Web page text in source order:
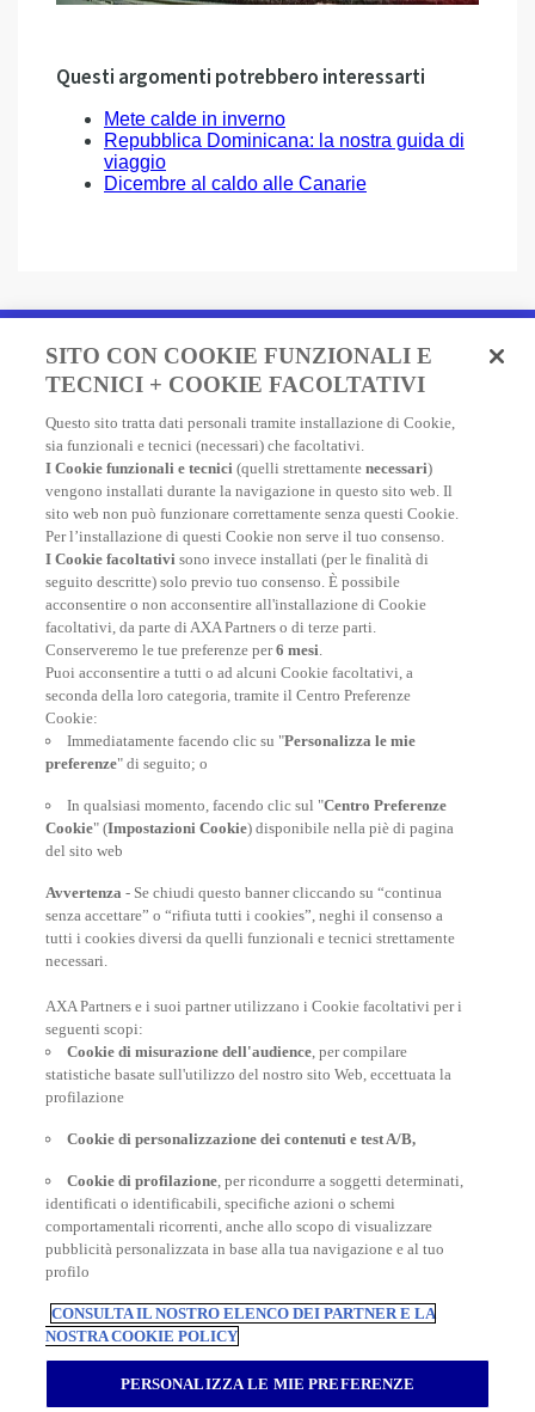
Questi argomenti potrebbero interessarti
Mete calde in inverno
Repubblica Dominicana: la nostra guida di
viaggio
Dicembre al caldo alle Canarie
Fai un preventivo e acquista
in due minuti!
Assicurazione Viaggio AXA: scegli e acquista online la
migliore polizza, economica e completa, per viaggiare
nel mondo.
FAI UN PREVENTIVO
At your side, everyday
POLIZZE VIAGGIO
INFORMAZIONI UTILI
Inter Partner Assistance S.A. Compagnia di Assicurazioni e Riassicurazioni
Tel.06/42118.1 Sede legale Bruxelles – 7, Boulevard du Régent – Capitale
SITO CON COOKIE FUNZIONALI E
TECNICI + COOKIE FACOLTATIVI
Questo sito tratta dati personali tramite installazione di Cookie,
sia funzionali e tecnici (necessari) che facoltativi.
I Cookie funzionali e tecnici (quelli strettamentenecessari)
vengono installati durante la navigazione in questo sito web. Il
sito web non può funzionare correttamente senza questi Cookie.
Per l’installazione di questi Cookie non serve il tuo consenso.
I Cookie facoltativi sono invece installati (per le finalità di
seguito descritte) solo previo tuo consenso. È possibile
acconsentire o non acconsentire all'installazione di Cookie
facoltativi, da parte di AXA Partners o di terze parti.
Conserveremo le tue preferenze per6 mesi.
Puoi acconsentire a tutti o ad alcuni Cookie facoltativi, a
seconda della loro categoria, tramite il Centro Preferenze
Cookie:
Immediatamente facendo clic su "Personalizza le mie
preferenze" di seguito; o
In qualsiasi momento, facendo clic sul "Centro Preferenze
Cookie" (Impostazioni Cookie) disponibile nella piè di pagina
del sito web
Avvertenza - Se chiudi questo banner cliccando su “continua
senza accettare” o “rifiuta tutti i cookies”, neghi il consenso a
tutti i cookies diversi da quelli funzionali e tecnici strettamente
necessari.
AXA Partners e i suoi partner utilizzano i Cookie facoltativi per i
seguenti scopi:
Cookie di misurazione dell'audience, per compilare
statistiche basate sull'utilizzo del nostro sito Web, eccettuata la
profilazione
Cookie di personalizzazione dei contenuti e test A/B,
Cookie di profilazione, per ricondurre a soggetti determinati,
identificati o identificabili, specifiche azioni o schemi
comportamentali ricorrenti, anche allo scopo di visualizzare
pubblicità personalizzata in base alla tua navigazione e al tuo
profilo
CONSULTA IL NOSTRO ELENCO DEI PARTNER E LA
NOSTRA COOKIE POLICY
PERSONALIZZA LE MIE PREFERENZE